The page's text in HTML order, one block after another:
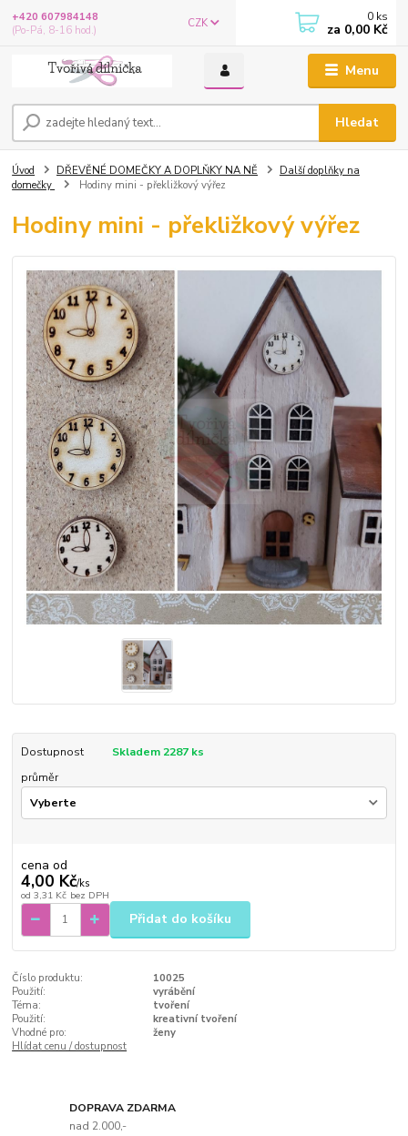
Menu
CZK
Hledat
+420 607984148
(Po-Pá, 8-16 hod.)
0 ks
za 0,00 Kč
Úvod DŘEVĚNÉ DOMEČKY A DOPLŇKY NA NĚ
Další doplňky na
domečky
Hodiny mini - překližkový výřez
Hodiny mini - překližkový výřez
Dostupnost
Skladem 2287 ks
průměr
cena od
4,00 Kč/ks
od 3,31 Kč bez DPH
Přidat do košíku
Číslo produktu:
10025
Použití:
vyrábění
Téma:
tvoření
Použití:
kreativní tvoření
Vhodné pro:
ženy
Hlídat cenu / dostupnost
DOPRAVA ZDARMA
nad 2.000,-